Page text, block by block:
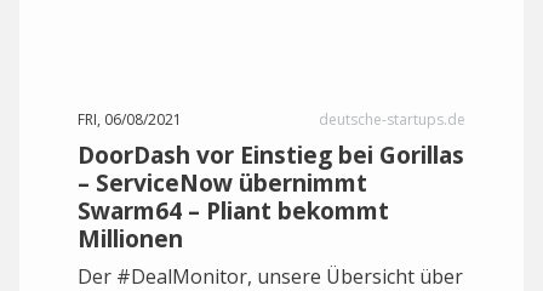
FRI, 06/08/2021 deutsche-startups.de
DoorDash vor Einstieg bei Gorillas
– ServiceNow übernimmt
Swarm64 – Pliant bekommt
Millionen
Der #DealMonitor, unsere Übersicht über